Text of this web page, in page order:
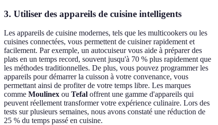
3. Utiliser des appareils de cuisine intelligents
Les appareils de cuisine modernes, tels que les multicookers ou les
cuisines connectées, vous permettent de cuisiner rapidement et
facilement. Par exemple, un autocuiseur vous aide à préparer des
plats en un temps record, souvent jusqu'à 70 % plus rapidement que
les méthodes traditionnelles. De plus, vous pouvez programmer les
appareils pour démarrer la cuisson à votre convenance, vous
permettant ainsi de profiter de votre temps libre. Les marques
comme Moulinex ou Tefal offrent une gamme d'appareils qui
peuvent réellement transformer votre expérience culinaire. Lors des
tests sur plusieurs semaines, nous avons constaté une réduction de
25 % du temps passé en cuisine.